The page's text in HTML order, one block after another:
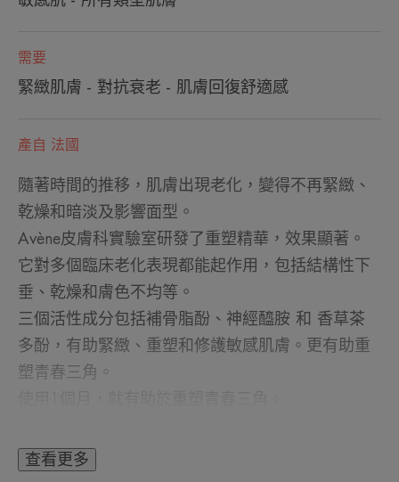
需要
緊緻肌膚 - 對抗衰老 - 肌膚回復舒適感
產自 法國
隨著時間的推移，肌膚出現老化，變得不再緊緻、
乾燥和暗淡及影響面型。
Avène皮膚科實驗室研發了重塑精華，效果顯著。
它對多個臨床老化表現都能起作用，包括結構性下
垂、乾燥和膚色不均等。
三個活性成分包括補骨脂酚、神經醯胺 和 香草茶
多酚，有助緊緻、重塑和修護敏感肌膚。更有助重
塑青春三角。
中，促進活性成分迅速滲透至表皮上層。
查看更多